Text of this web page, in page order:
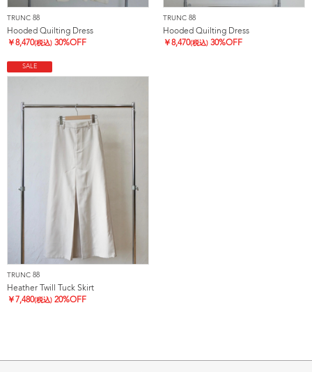
TRUNC 88
Hooded Quilting Dress
￥8,470(税込) 30%OFF
TRUNC 88
Hooded Quilting Dress
￥8,470(税込) 30%OFF
SALE
TRUNC 88
Heather Twill Tuck Skirt
￥ 7,480(税込) 20%OFF